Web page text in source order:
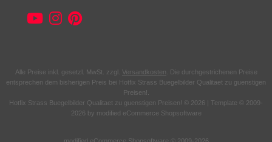
Alle Preise inkl. gesetzl. MwSt. zzgl. Versandkosten . Die durchgestrichenen Preise
entsprechen dem bisherigen Preis bei Hotfix Strass Buegelbilder Qualitaet zu guenstigen
Preisen!.
Hotfix Strass Buegelbilder Qualitaet zu guenstigen Preisen! © 2026 | Template © 2009-
2026 by modified eCommerce Shopsoftware